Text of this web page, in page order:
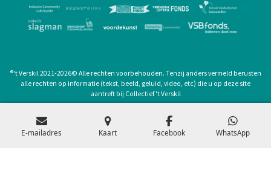
®'t Verskil 2021-2026© Alle rechten voorbehouden. Tenzij anders vermeld berusten
alle rechten op informatie (tekst, beeld, geluid, video, etc) die u op deze site
aantreft bij Collectief 't Verskil
privacyverklaring
E-mailadres Kaart Facebook WhatsApp